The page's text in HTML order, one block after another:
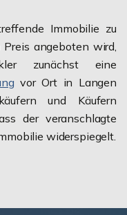
Immobilie zu
angeboten wird,
zunächst eine
vor Ort in Langen
und Käufern
der veranschlagte
widerspiegelt.